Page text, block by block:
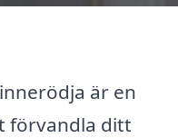
är en
förvandla ditt